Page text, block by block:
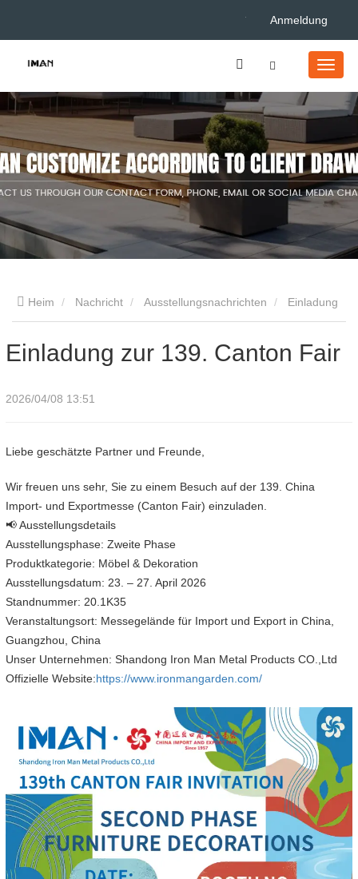
Anmeldung
Heim Nachricht Ausstellungsnachrichten
Einladung zur 139. Canton Fair
2026/04/08 13:51
Liebe geschätzte Partner und Freunde,
Wir freuen uns sehr, Sie zu einem Besuch auf der 139. China
Import- und Exportmesse (Canton Fair) einzuladen.
📢 Ausstellungsdetails
Ausstellungsphase: Zweite Phase
Produktkategorie: Möbel & Dekoration
Ausstellungsdatum: 23. – 27. April 2026
Standnummer: 20.1K35
Veranstaltungsort: Messegelände für Import und Export in China,
Guangzhou, China
Unser Unternehmen: Shandong Iron Man Metal Products CO.,Ltd
Offizielle Website:https://www.ironmangarden.com/